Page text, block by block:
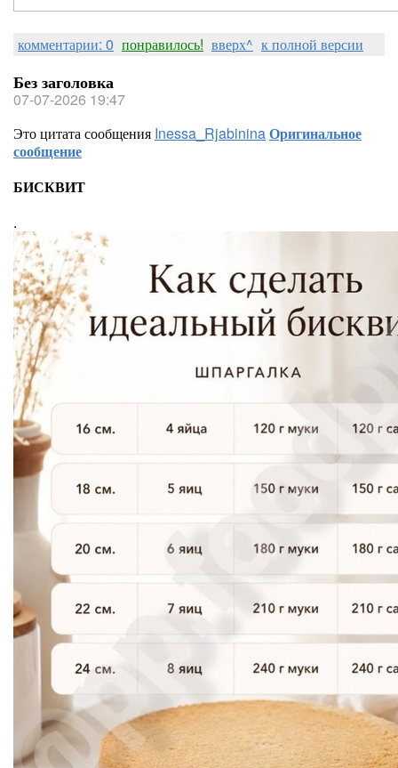
комментарии: 0 понравилось! вверх^ к полной версии
Без заголовка
07-07-2026 19:47
Это цитата сообщения Inessa_RjabininaОригинальное
сообщение
БИСКВИТ
.